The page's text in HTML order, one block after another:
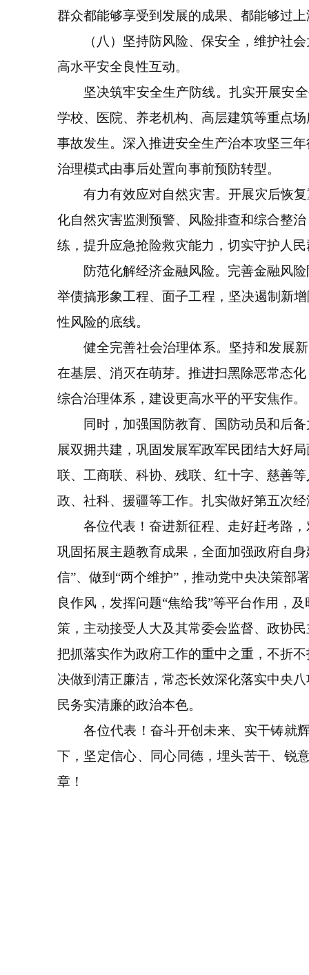
群众都能够享受到发展的成果、都能够过
（八）坚持防风险、保安全，维护社会
高水平安全良性互动。
坚决筑牢安全生产防线。扎实开展安全
学校、医院、养老机构、高层建筑等重点
事故发生。深入推进安全生产治本攻坚三
治理模式由事后处置向事前预防转型。
有力有效应对自然灾害。开展灾后恢复
化自然灾害监测预警、风险排查和综合整
练，提升应急抢险救灾能力，切实守护人
防范化解经济金融风险。完善金融风险
举债搞形象工程、面子工程，坚决遏制新
性风险的底线。
健全完善社会治理体系。坚持和发展新
在基层、消灭在萌芽。推进扫黑除恶常态
综合治理体系，建设更高水平的平安焦作。
同时，加强国防教育、国防动员和后备
展双拥共建，巩固发展军政军民团结大好
联、工商联、科协、残联、红十字、慈善
政、社科、援疆等工作。扎实做好第五次
各位代表！奋进新征程、走好赶考路，
巩固拓展主题教育成果，全面加强政府自
信”、做到“两个维护”，推动党中央决策部
良作风，发挥问题“焦给我”等平台作用，
策，主动接受人大及其常委会监督、政协
把抓落实作为政府工作的重中之重，不折
决做到清正廉洁，常态长效深化落实中央
民务实清廉的政治本色。
各位代表！奋斗开创未来、实干铸就辉
下，坚定信心、同心同德，埋头苦干、锐
章！